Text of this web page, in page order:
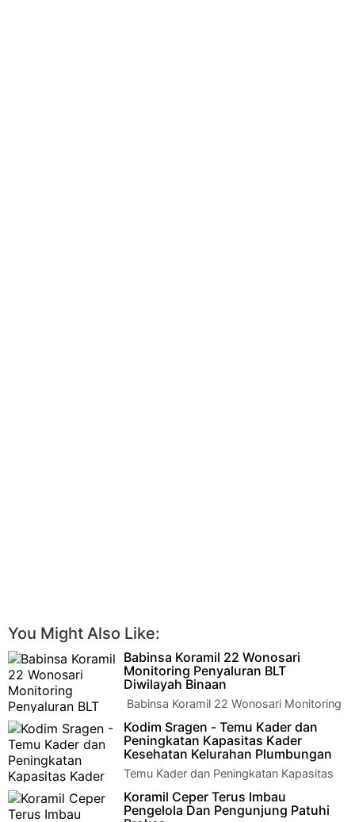
You Might Also Like:
Babinsa Koramil 22 Wonosari
Monitoring Penyaluran BLT
Diwilayah Binaan
Babinsa Koramil 22 Wonosari Monitoring
Penyaluran BLT Diwilayah Binaan Klaten -
Pelda Agus Subagyo Babinsa Desa Pandana…
Kodim Sragen - Temu Kader dan
Peningkatan Kapasitas Kader
Kesehatan Kelurahan Plumbungan
Temu Kader dan Peningkatan Kapasitas
Kader Kesehatan Kelurahan
PlumbunganKamis, 13 November 2020 pukul 08.00 s/d 12.05
Koramil Ceper Terus Imbau
Pengelola Dan Pengunjung Patuhi